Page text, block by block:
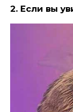
2. Если вы